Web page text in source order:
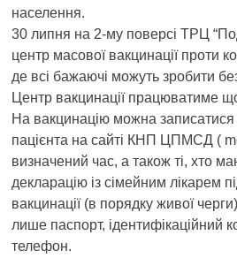
населення.
30 липня на 2-му поверсі ТРЦ
центр масової вакцинації проти
де всі бажаючі можуть зробити
Центр вакцинації працюватиме
На вакцинацію можна записатися
пацієнта на сайті КНП ЦПМСД (
визначений час, а також ті, хто
декларацію із сімейним лікарем
вакцинації (в порядку живої
лише паспорт, ідентифікаційний
телефон.